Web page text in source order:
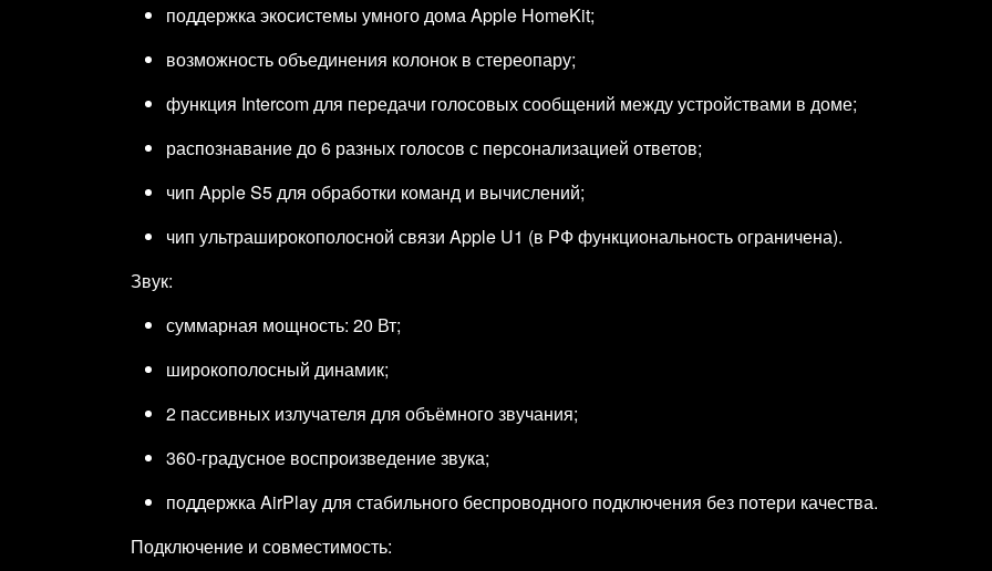
поддержка экосистемы умного дома Apple HomeKit;
возможность объединения колонок в стереопару;
функция Intercom для передачи голосовых сообщений между устройствами в доме;
распознавание до 6 разных голосов с персонализацией ответов;
чип Apple S5 для обработки команд и вычислений;
чип ультраширокополосной связи Apple U1 (в РФ функциональность ограничена).
Звук:
суммарная мощность: 20 Вт;
широкополосный динамик;
2 пассивных излучателя для объёмного звучания;
360‑градусное воспроизведение звука;
поддержка AirPlay для стабильного беспроводного подключения без потери качества.
Подключение и совместимость: